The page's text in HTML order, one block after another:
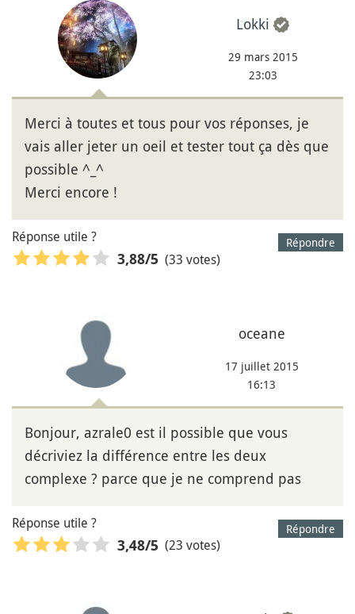
Lokki
29 mars 2015
23:03
Merci à toutes et tous pour vos réponses, je
vais aller jeter un oeil et tester tout ça dès que
possible ^_^
Merci encore !
Répondre
Réponse utile ?
3,88/5 (33 votes)
oceane
17 juillet 2015
16:13
Bonjour, azrale0 est il possible que vous
décriviez la différence entre les deux
complexe ? parce que je ne comprend pas
Répondre
Réponse utile ?
3,48/5 (23 votes)